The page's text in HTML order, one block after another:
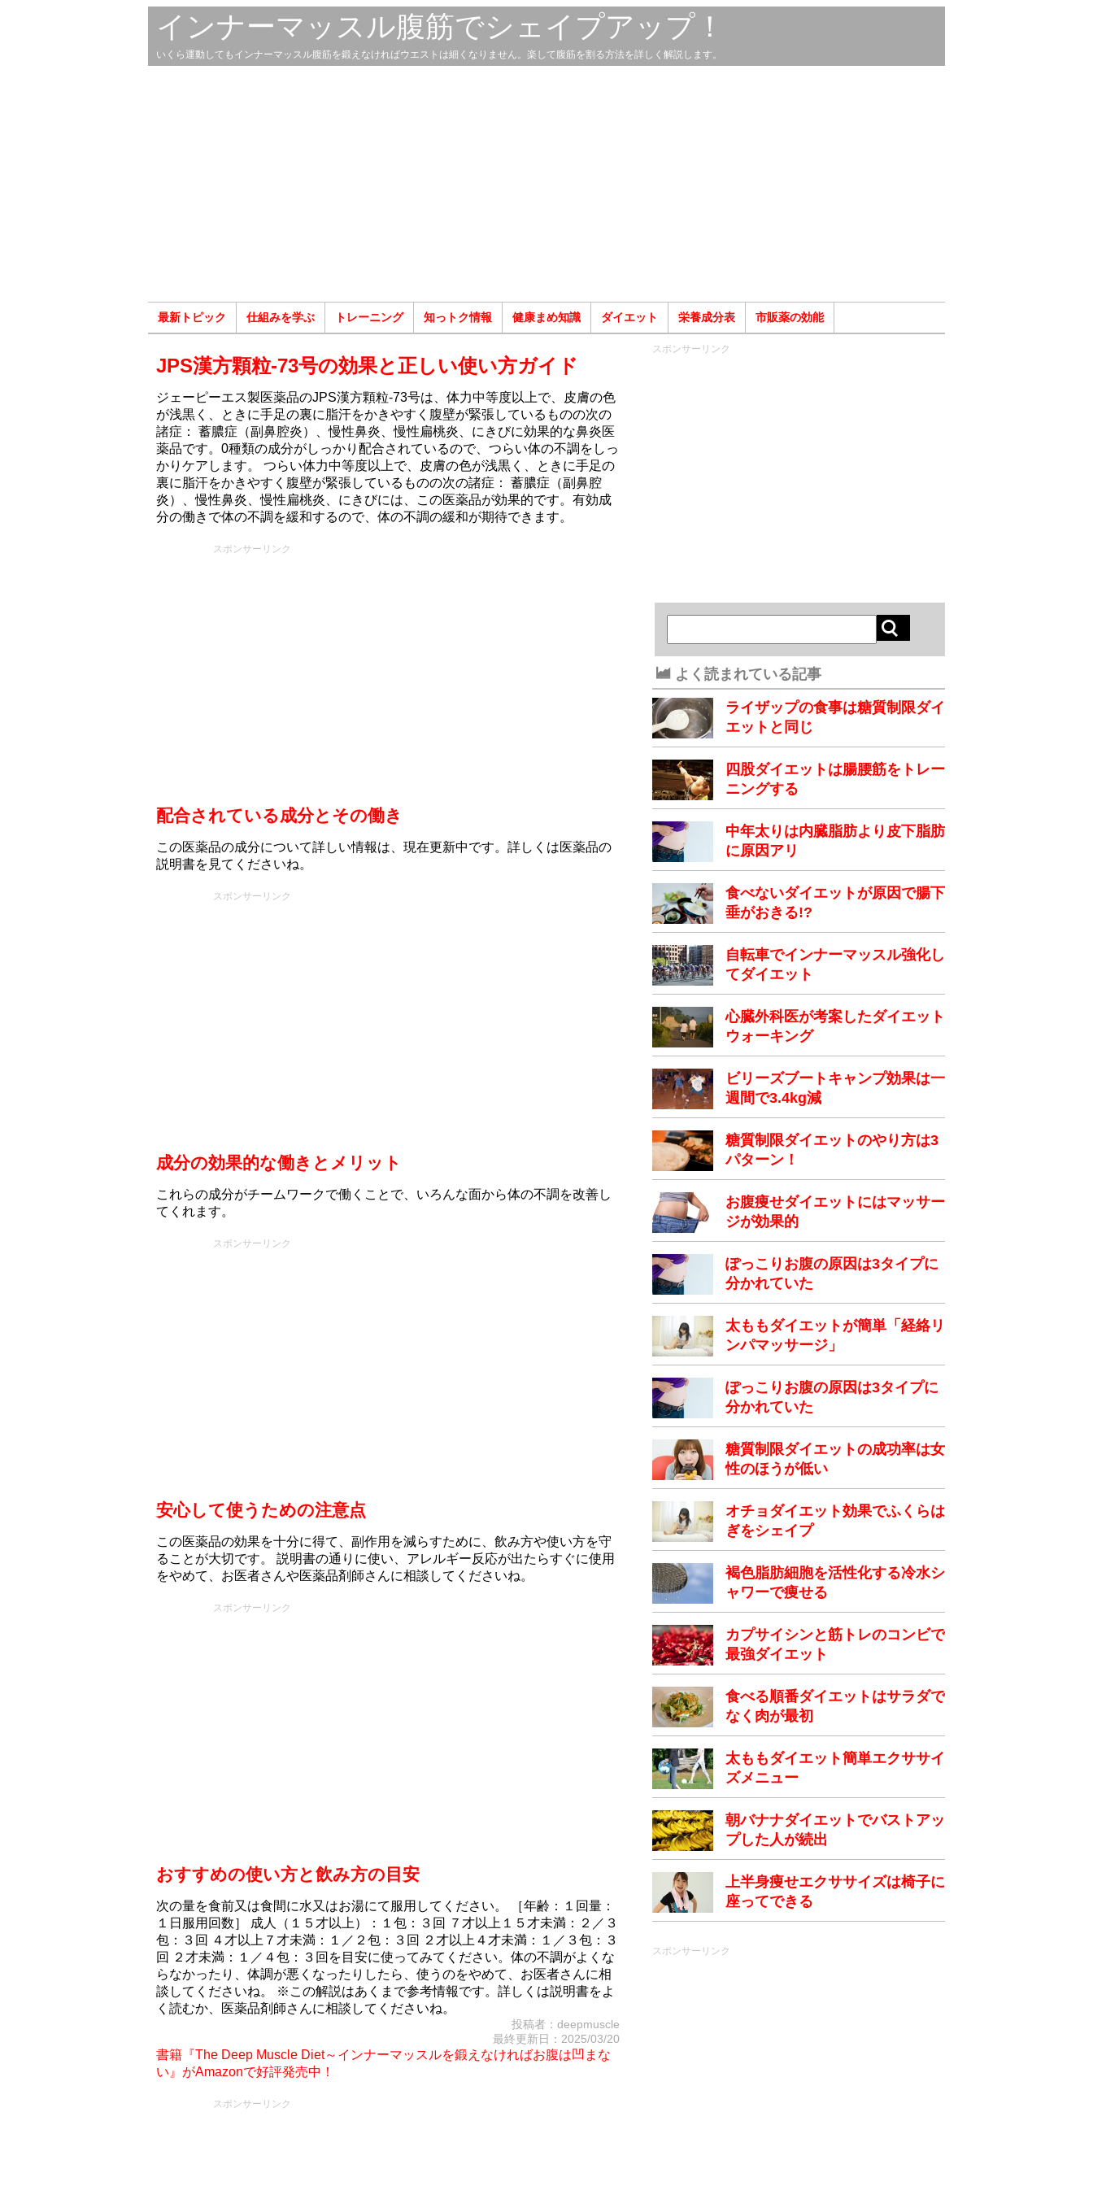
インナーマッスル腹筋でシェイプアップ！
いくら運動してもインナーマッスル腹筋を鍛えなければウエストは細くなりません。楽して腹筋を割る方法を詳しく解説します。
最新トピック 仕組みを学ぶ トレーニング 知っトク情報 健康まめ知識 ダイエット 栄養成分表 市販薬の効能
JPS漢方顆粒-73号の効果と正しい使い方ガイド
ジェーピーエス製医薬品のJPS漢方顆粒-73号は、体力中等度以上で、皮膚の色
が浅黒く、ときに手足の裏に脂汗をかきやすく腹壁が緊張しているものの次の
諸症： 蓄膿症（副鼻腔炎）、慢性鼻炎、慢性扁桃炎、にきびに効果的な鼻炎医
薬品です。0種類の成分がしっかり配合されているので、つらい体の不調をしっ
かりケアします。 つらい体力中等度以上で、皮膚の色が浅黒く、ときに手足の
裏に脂汗をかきやすく腹壁が緊張しているものの次の諸症： 蓄膿症（副鼻腔
炎）、慢性鼻炎、慢性扁桃炎、にきびには、この医薬品が効果的です。有効成
分の働きで体の不調を緩和するので、体の不調の緩和が期待できます。
スポンサーリンク
配合されている成分とその働き
この医薬品の成分について詳しい情報は、現在更新中です。詳しくは医薬品の
説明書を見てくださいね。
スポンサーリンク
成分の効果的な働きとメリット
これらの成分がチームワークで働くことで、いろんな面から体の不調を改善し
てくれます。
スポンサーリンク
安心して使うための注意点
この医薬品の効果を十分に得て、副作用を減らすために、飲み方や使い方を守
ることが大切です。 説明書の通りに使い、アレルギー反応が出たらすぐに使用
をやめて、お医者さんや医薬品剤師さんに相談してくださいね。
スポンサーリンク
おすすめの使い方と飲み方の目安
次の量を食前又は食間に水又はお湯にて服用してください。 ［年齢：１回量：
１日服用回数］ 成人（１５才以上）：１包：３回 ７才以上１５才未満：２／３
包：３回 ４才以上７才未満：１／２包：３回 ２才以上４才未満：１／３包：３
回 ２才未満：１／４包：３回を目安に使ってみてください。体の不調がよくな
らなかったり、体調が悪くなったりしたら、使うのをやめて、お医者さんに相
談してくださいね。 ※この解説はあくまで参考情報です。詳しくは説明書をよ
く読むか、医薬品剤師さんに相談してくださいね。
投稿者：deepmuscle
最終更新日：2025/03/20
書籍『The Deep Muscle Diet～インナーマッスルを鍛えなければお腹は凹まな
い』がAmazonで好評発売中！
スポンサーリンク
スポンサーリンク
よく読まれている記事
ライザップの食事は糖質制限ダイ
エットと同じ
四股ダイエットは腸腰筋をトレー
ニングする
中年太りは内臓脂肪より皮下脂肪
に原因アリ
食べないダイエットが原因で腸下
垂がおきる!?
自転車でインナーマッスル強化し
てダイエット
心臓外科医が考案したダイエット
ウォーキング
ビリーズブートキャンプ効果は一
週間で3.4kg減
糖質制限ダイエットのやり方は3
パターン！
お腹痩せダイエットにはマッサー
ジが効果的
ぽっこりお腹の原因は3タイプに
分かれていた
太ももダイエットが簡単「経絡リ
ンパマッサージ」
ぽっこりお腹の原因は3タイプに
分かれていた
糖質制限ダイエットの成功率は女
性のほうが低い
オチョダイエット効果でふくらは
ぎをシェイプ
褐色脂肪細胞を活性化する冷水シ
ャワーで痩せる
カプサイシンと筋トレのコンビで
最強ダイエット
食べる順番ダイエットはサラダで
なく肉が最初
太ももダイエット簡単エクササイ
ズメニュー
朝バナナダイエットでバストアッ
プした人が続出
上半身痩せエクササイズは椅子に
座ってできる
スポンサーリンク